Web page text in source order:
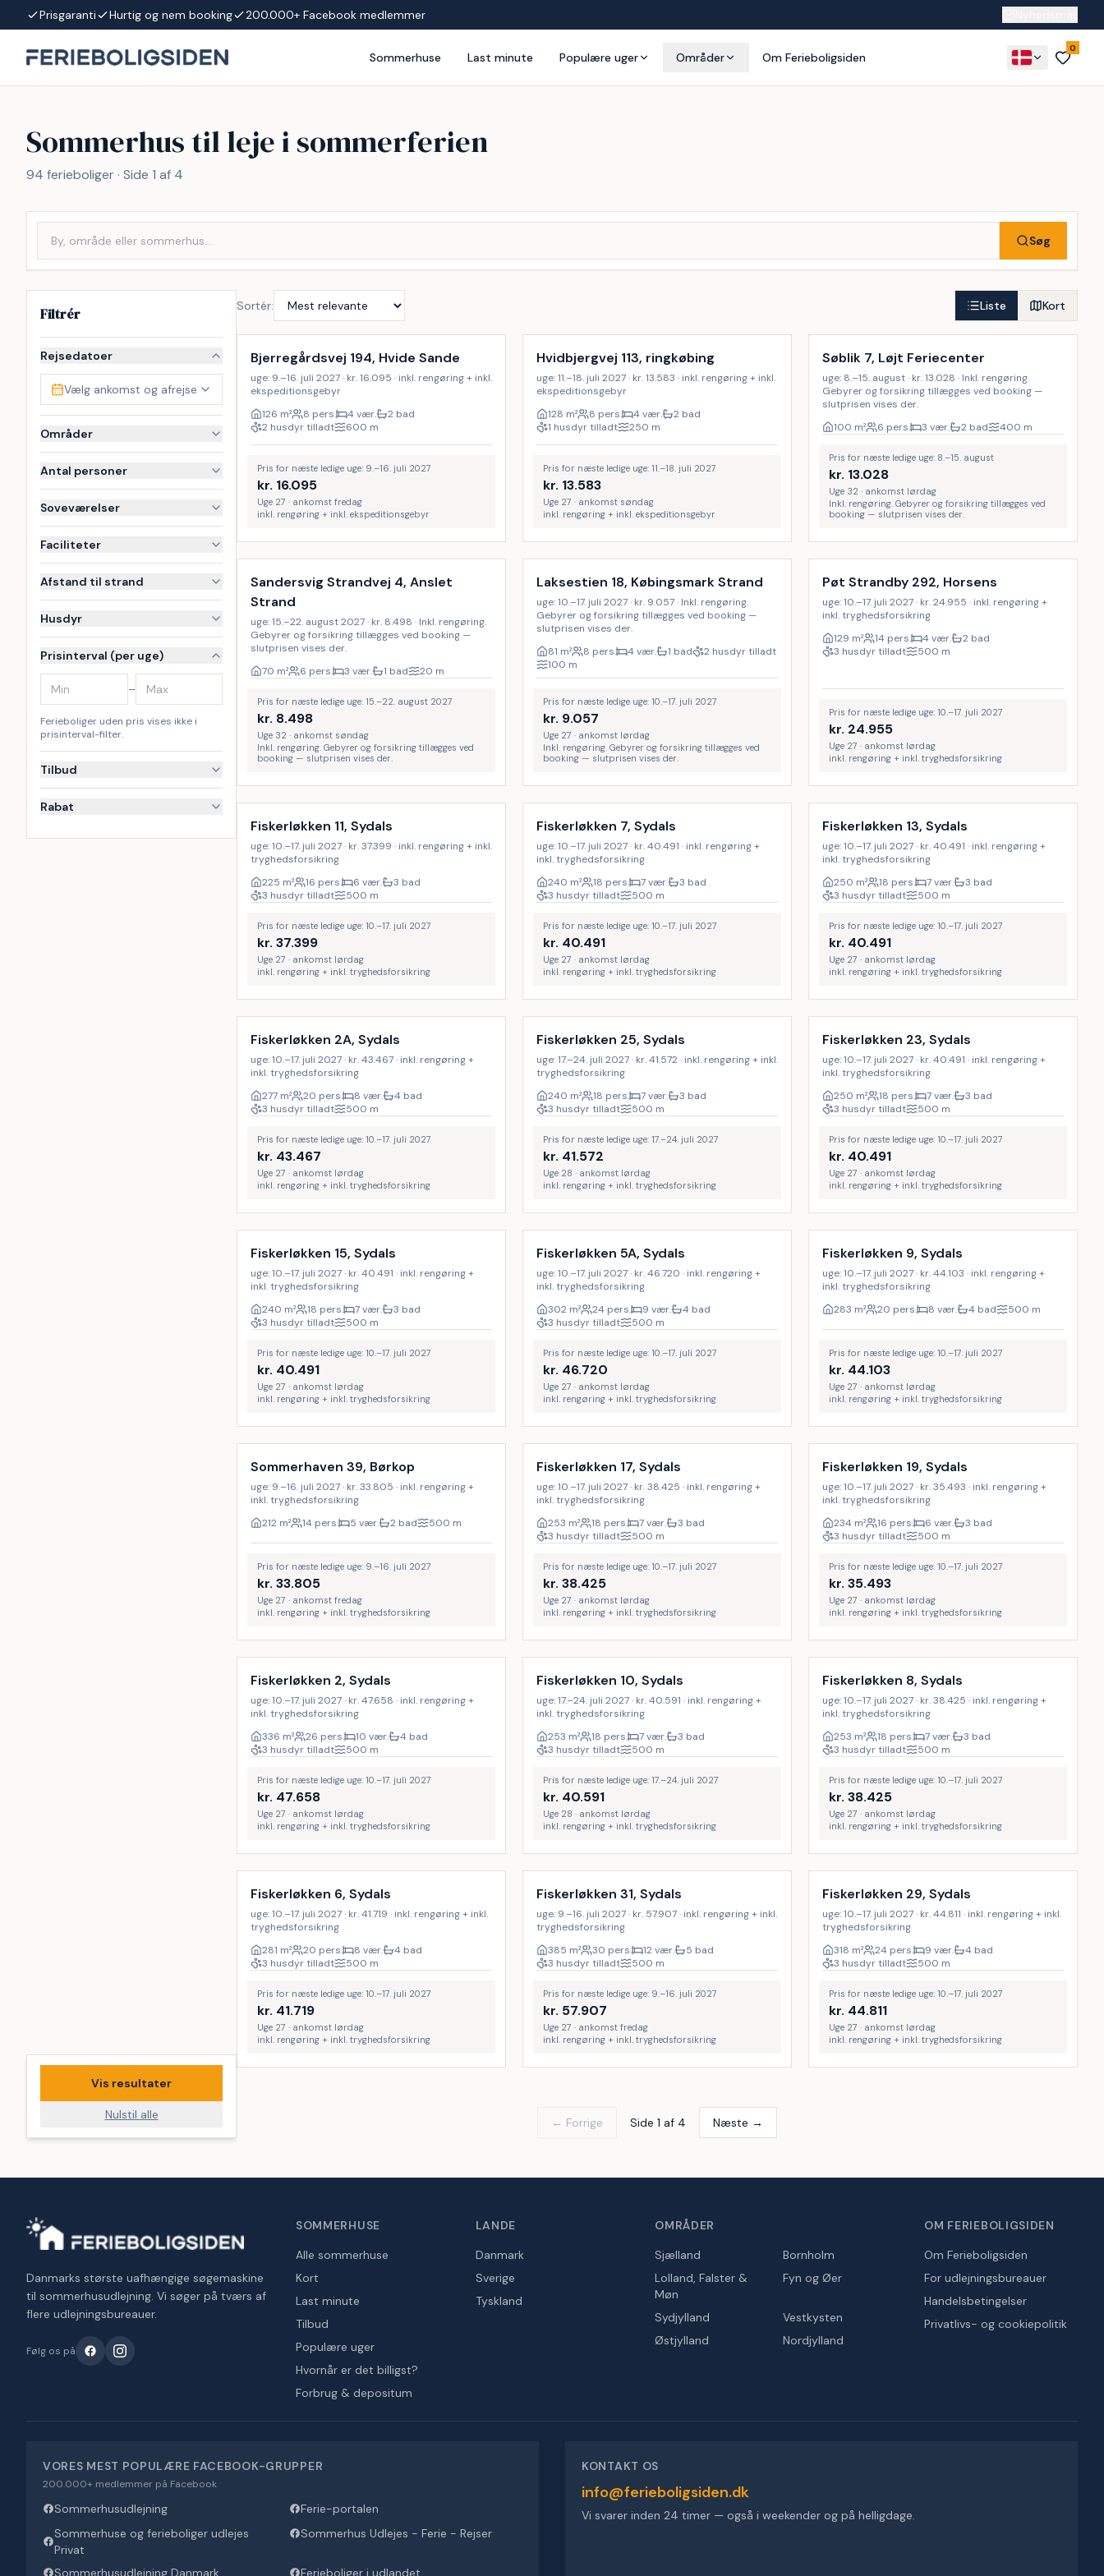
Spring til indhold
Prisgaranti Hurtig og nem booking 200.000+ Facebook medlemmer
Sommerhuse Last minute Populære uger Områder Om Ferieboligsiden
0
Sommerhus til leje i sommerferien
94 ferieboliger · Side 1 af 4
Søg
Filtrér
Rejsedatoer
Vælg ankomst og afrejse
Områder
Antal personer
Soveværelser
Faciliteter
Afstand til strand
Husdyr
Prisinterval (per uge)
–
Ferieboliger uden pris vises ikke i
prisinterval-filter.
Tilbud
Rabat
Vis resultater
Nulstil alle
Sortér: Liste Kort
Bjerregårdsvej 194, Hvide Sande
uge: 9.–16. juli 2027 · kr. 16.095 · inkl. rengøring + inkl.
ekspeditionsgebyr
126 m² 8 pers. 4 vær.
2 bad
2 husdyr tilladt
600 m
Pris for næste ledige uge: 9.–16. juli 2027
kr. 16.095
Uge 27 · ankomst fredag
inkl. rengøring + inkl. ekspeditionsgebyr
Hvidbjergvej 113, ringkøbing
uge: 11.–18. juli 2027 · kr. 13.583 · inkl. rengøring + inkl.
ekspeditionsgebyr
128 m² 8 pers. 4 vær.
2 bad
1 husdyr tilladt
250 m
Pris for næste ledige uge: 11.–18. juli 2027
kr. 13.583
Uge 27 · ankomst søndag
inkl. rengøring + inkl. ekspeditionsgebyr
Søblik 7, Løjt Feriecenter
uge: 8.–15. august · kr. 13.028 · Inkl. rengøring.
Gebyrer og forsikring tillægges ved booking —
slutprisen vises der.
100 m² 6 pers. 3 vær. 2 bad 400 m
Pris for næste ledige uge: 8.–15. august
kr. 13.028
Uge 32 · ankomst lørdag
Inkl. rengøring. Gebyrer og forsikring tillægges ved
booking — slutprisen vises der.
Inkl. rengøring
Sandersvig Strandvej 4, Anslet
Strand
uge: 15.–22. august 2027 · kr. 8.498 · Inkl. rengøring.
Gebyrer og forsikring tillægges ved booking —
slutprisen vises der.
70 m² 6 pers. 3 vær. 1 bad 20 m
Pris for næste ledige uge: 15.–22. august 2027
kr. 8.498
Uge 32 · ankomst søndag
Inkl. rengøring. Gebyrer og forsikring tillægges ved
booking — slutprisen vises der.
Inkl. rengøring
Laksestien 18, Købingsmark Strand
uge: 10.–17. juli 2027 · kr. 9.057 · Inkl. rengøring.
Gebyrer og forsikring tillægges ved booking —
slutprisen vises der.
81 m² 8 pers. 4 vær. 1 bad
2 husdyr tilladt
100 m
Pris for næste ledige uge: 10.–17. juli 2027
kr. 9.057
Uge 27 · ankomst lørdag
Inkl. rengøring. Gebyrer og forsikring tillægges ved
booking — slutprisen vises der.
Inkl. rengøring
Pøt Strandby 292, Horsens
uge: 10.–17. juli 2027 · kr. 24.955 · inkl. rengøring +
inkl. tryghedsforsikring
129 m² 14 pers. 4 vær.
2 bad
3 husdyr tilladt
500 m
Pris for næste ledige uge: 10.–17. juli 2027
kr. 24.955
Uge 27 · ankomst lørdag
inkl. rengøring + inkl. tryghedsforsikring
Inkl. rengøring
Fiskerløkken 11, Sydals
uge: 10.–17. juli 2027 · kr. 37.399 · inkl. rengøring + inkl.
tryghedsforsikring
225 m² 16 pers. 6 vær.
3 bad
3 husdyr tilladt
500 m
Pris for næste ledige uge: 10.–17. juli 2027
kr. 37.399
Uge 27 · ankomst lørdag
inkl. rengøring + inkl. tryghedsforsikring
Inkl. rengøring
Fiskerløkken 7, Sydals
uge: 10.–17. juli 2027 · kr. 40.491 · inkl. rengøring +
inkl. tryghedsforsikring
240 m² 18 pers. 7 vær.
3 bad
3 husdyr tilladt
500 m
Pris for næste ledige uge: 10.–17. juli 2027
kr. 40.491
Uge 27 · ankomst lørdag
inkl. rengøring + inkl. tryghedsforsikring
Inkl. rengøring
Fiskerløkken 13, Sydals
uge: 10.–17. juli 2027 · kr. 40.491 · inkl. rengøring +
inkl. tryghedsforsikring
250 m² 18 pers. 7 vær.
3 bad
3 husdyr tilladt
500 m
Pris for næste ledige uge: 10.–17. juli 2027
kr. 40.491
Uge 27 · ankomst lørdag
inkl. rengøring + inkl. tryghedsforsikring
Inkl. rengøring
Fiskerløkken 2A, Sydals
uge: 10.–17. juli 2027 · kr. 43.467 · inkl. rengøring +
inkl. tryghedsforsikring
277 m² 20 pers. 8 vær.
4 bad
3 husdyr tilladt
500 m
Pris for næste ledige uge: 10.–17. juli 2027
kr. 43.467
Uge 27 · ankomst lørdag
inkl. rengøring + inkl. tryghedsforsikring
Inkl. rengøring
Fiskerløkken 25, Sydals
uge: 17.–24. juli 2027 · kr. 41.572 · inkl. rengøring + inkl.
tryghedsforsikring
240 m² 18 pers. 7 vær.
3 bad
3 husdyr tilladt
500 m
Pris for næste ledige uge: 17.–24. juli 2027
kr. 41.572
Uge 28 · ankomst lørdag
inkl. rengøring + inkl. tryghedsforsikring
Inkl. rengøring
Fiskerløkken 23, Sydals
uge: 10.–17. juli 2027 · kr. 40.491 · inkl. rengøring +
inkl. tryghedsforsikring
250 m² 18 pers. 7 vær.
3 bad
3 husdyr tilladt
500 m
Pris for næste ledige uge: 10.–17. juli 2027
kr. 40.491
Uge 27 · ankomst lørdag
inkl. rengøring + inkl. tryghedsforsikring
Inkl. rengøring
Fiskerløkken 15, Sydals
uge: 10.–17. juli 2027 · kr. 40.491 · inkl. rengøring +
inkl. tryghedsforsikring
240 m² 18 pers. 7 vær.
3 bad
3 husdyr tilladt
500 m
Pris for næste ledige uge: 10.–17. juli 2027
kr. 40.491
Uge 27 · ankomst lørdag
inkl. rengøring + inkl. tryghedsforsikring
Inkl. rengøring
Fiskerløkken 5A, Sydals
uge: 10.–17. juli 2027 · kr. 46.720 · inkl. rengøring +
inkl. tryghedsforsikring
302 m² 24 pers. 9 vær.
4 bad
3 husdyr tilladt
500 m
Pris for næste ledige uge: 10.–17. juli 2027
kr. 46.720
Uge 27 · ankomst lørdag
inkl. rengøring + inkl. tryghedsforsikring
Inkl. rengøring
Fiskerløkken 9, Sydals
uge: 10.–17. juli 2027 · kr. 44.103 · inkl. rengøring +
inkl. tryghedsforsikring
283 m² 20 pers. 8 vær. 4 bad 500 m
Pris for næste ledige uge: 10.–17. juli 2027
kr. 44.103
Uge 27 · ankomst lørdag
inkl. rengøring + inkl. tryghedsforsikring
Inkl. rengøring
Sommerhaven 39, Børkop
uge: 9.–16. juli 2027 · kr. 33.805 · inkl. rengøring +
inkl. tryghedsforsikring
212 m² 14 pers. 5 vær. 2 bad 500 m
Pris for næste ledige uge: 9.–16. juli 2027
kr. 33.805
Uge 27 · ankomst fredag
inkl. rengøring + inkl. tryghedsforsikring
Inkl. rengøring
Fiskerløkken 17, Sydals
uge: 10.–17. juli 2027 · kr. 38.425 · inkl. rengøring +
inkl. tryghedsforsikring
253 m² 18 pers. 7 vær.
3 bad
3 husdyr tilladt
500 m
Pris for næste ledige uge: 10.–17. juli 2027
kr. 38.425
Uge 27 · ankomst lørdag
inkl. rengøring + inkl. tryghedsforsikring
Inkl. rengøring
Fiskerløkken 19, Sydals
uge: 10.–17. juli 2027 · kr. 35.493 · inkl. rengøring +
inkl. tryghedsforsikring
234 m² 16 pers. 6 vær.
3 bad
3 husdyr tilladt
500 m
Pris for næste ledige uge: 10.–17. juli 2027
kr. 35.493
Uge 27 · ankomst lørdag
inkl. rengøring + inkl. tryghedsforsikring
Inkl. rengøring
Fiskerløkken 2, Sydals
uge: 10.–17. juli 2027 · kr. 47.658 · inkl. rengøring +
inkl. tryghedsforsikring
336 m² 26 pers. 10 vær.
4 bad
3 husdyr tilladt
500 m
Pris for næste ledige uge: 10.–17. juli 2027
kr. 47.658
Uge 27 · ankomst lørdag
inkl. rengøring + inkl. tryghedsforsikring
Inkl. rengøring
Fiskerløkken 10, Sydals
uge: 17.–24. juli 2027 · kr. 40.591 · inkl. rengøring +
inkl. tryghedsforsikring
253 m² 18 pers. 7 vær.
3 bad
3 husdyr tilladt
500 m
Pris for næste ledige uge: 17.–24. juli 2027
kr. 40.591
Uge 28 · ankomst lørdag
inkl. rengøring + inkl. tryghedsforsikring
Inkl. rengøring
Fiskerløkken 8, Sydals
uge: 10.–17. juli 2027 · kr. 38.425 · inkl. rengøring +
inkl. tryghedsforsikring
253 m² 18 pers. 7 vær.
3 bad
3 husdyr tilladt
500 m
Pris for næste ledige uge: 10.–17. juli 2027
kr. 38.425
Uge 27 · ankomst lørdag
inkl. rengøring + inkl. tryghedsforsikring
Inkl. rengøring
Fiskerløkken 6, Sydals
uge: 10.–17. juli 2027 · kr. 41.719 · inkl. rengøring + inkl.
tryghedsforsikring
281 m² 20 pers. 8 vær.
4 bad
3 husdyr tilladt
500 m
Pris for næste ledige uge: 10.–17. juli 2027
kr. 41.719
Uge 27 · ankomst lørdag
inkl. rengøring + inkl. tryghedsforsikring
Inkl. rengøring
Fiskerløkken 31, Sydals
uge: 9.–16. juli 2027 · kr. 57.907 · inkl. rengøring + inkl.
tryghedsforsikring
385 m² 30 pers. 12 vær.
5 bad
3 husdyr tilladt
500 m
Pris for næste ledige uge: 9.–16. juli 2027
kr. 57.907
Uge 27 · ankomst fredag
inkl. rengøring + inkl. tryghedsforsikring
Inkl. rengøring
Fiskerløkken 29, Sydals
uge: 10.–17. juli 2027 · kr. 44.811 · inkl. rengøring + inkl.
tryghedsforsikring
318 m² 24 pers. 9 vær.
4 bad
3 husdyr tilladt
500 m
Pris for næste ledige uge: 10.–17. juli 2027
kr. 44.811
Uge 27 · ankomst lørdag
inkl. rengøring + inkl. tryghedsforsikring
← Forrige Side 1 af 4 Næste →
Danmarks største uafhængige søgemaskine
til sommerhusudlejning. Vi søger på tværs af
flere udlejningsbureauer.
Følg os på
SOMMERHUSE
Alle sommerhuse
Kort
Last minute
Tilbud
Populære uger
Hvornår er det billigst?
Forbrug & depositum
LANDE
Danmark
Sverige
Tyskland
OMRÅDER
Sjælland
Bornholm
Lolland, Falster &
Møn
Fyn og Øer
Sydjylland
Vestkysten
Østjylland
Nordjylland
OM FERIEBOLIGSIDEN
Om Ferieboligsiden
For udlejningsbureauer
Handelsbetingelser
Privatlivs- og cookiepolitik
VORES MEST POPULÆRE FACEBOOK-GRUPPER
200.000+ medlemmer på Facebook
Sommerhusudlejning
Ferie-portalen
Sommerhuse og ferieboliger udlejes
Privat
Sommerhus Udlejes - Ferie - Rejser
Sommerhusudlejning Danmark Ferieboliger i udlandet
KONTAKT OS
info@ferieboligsiden.dk
Vi svarer inden 24 timer — også i weekender og på helligdage.